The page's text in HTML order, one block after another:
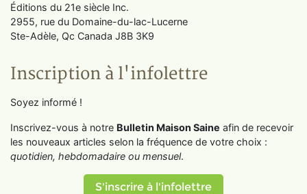
Éditions du 21e siècle Inc.
2955, rue du Domaine-du-lac-Lucerne
Ste-Adèle, Qc Canada J8B 3K9
Inscription à l'infolettre
Soyez informé !
Inscrivez-vous à notre Bulletin Maison Saine afin de recevoir
les nouveaux articles selon la fréquence de votre choix :
quotidien, hebdomadaire ou mensuel.
S'inscrire à l'infolettre